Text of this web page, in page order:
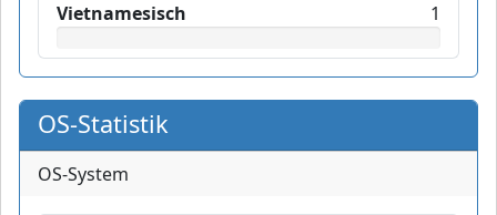
Vietnamesisch
1
OS-Statistik
OS-System